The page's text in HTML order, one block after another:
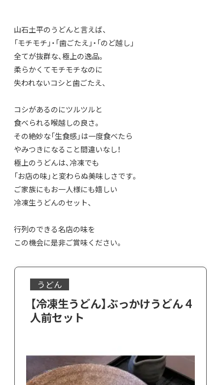
山石土平のうどんと言えば、
「モチモチ」・「歯ごたえ」・「のど越し」
全てが抜群な、極上の逸品。
柔らかくてモチモチなのに
失われないコシと歯ごたえ、
コシがあるのにツルツルと
食べられる喉越しの良さ。
その絶妙な「生食感」は一度食べたら
やみつきになること間違いなし！
極上のうどんは、冷凍でも
「お店の味」と変わらぬ美味しさです。
ご家族にもお一人様にも嬉しい
冷凍生うどんのセット、
行列のできる名店の味を
この機会に是非ご賞味ください。
うどん
【冷凍生うどん】ぶっかけうどん 4
人前セット